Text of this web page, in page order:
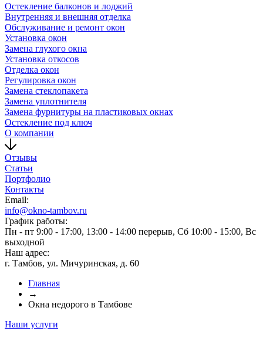
Остекление балконов и лоджий
Внутренняя и внешняя отделка
Обслуживание и ремонт окон
Установка окон
Замена глухого окна
Установка откосов
Отделка окон
Регулировка окон
Замена стеклопакета
Замена уплотнителя
Замена фурнитуры на пластиковых окнах
Остекление под ключ
О компании
Отзывы
Статьи
Портфолио
Контакты
Email:
info@okno-tambov.ru
График работы:
Пн - пт 9:00 - 17:00, 13:00 - 14:00 перерыв, Сб 10:00 - 15:00, Вс
выходной
Наш адрес:
г. Тамбов, ул. Мичуринская, д. 60
Главная
→
Окна недорого в Тамбове
Наши услуги